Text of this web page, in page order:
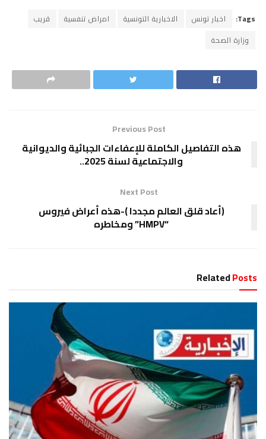
Tags: اخبار تونس الاخبارية التونسية امراض تنفسية
قريب
وزارة الصحة
Previous Post
هذه التفاصيل الكاملة للإعفاءات الجبائية والديوانية
والاجتماعية لسنة 2025..
Next Post
(أعاد قلق العالم مجددا )-هذه أعراض فيروس
“HMPV” ومخاطره
RelatedPosts